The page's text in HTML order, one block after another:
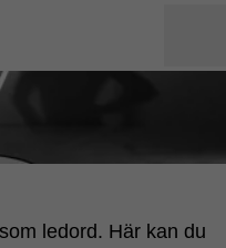
ledord. Här kan du